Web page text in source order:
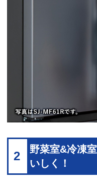
2
野菜室&冷凍
いしく！